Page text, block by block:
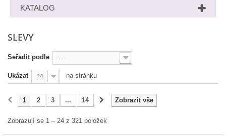
KATALOG
SLEVY
Seřadit podle --
Ukázat 24 na stránku
Zobrazit vše
1 2 3 ... 14
Zobrazují se 1 – 24 z 321 položek